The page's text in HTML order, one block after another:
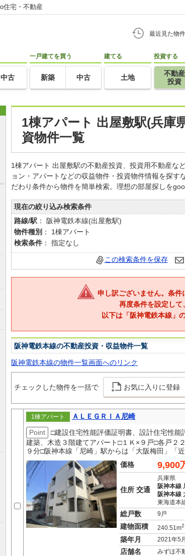
住宅・不動産
最近見た物件
中古
一戸建てを買う
新築 中古
建てる
土地
投資する
不動産
投資
1棟アパート 出屋敷駅(兵庫
資物件一覧
1棟アパート 出屋敷駅の不動産投資、投資用不動産な
ョン・アパートなどの収益物件・投資物件情報を探
だわり条件から物件を簡単検索。理想の部屋探しを
現在の絞り込み検索条件
路線/駅 ： 阪神電鉄本線(出屋敷駅)
物件種別 ： 1棟アパート
検索条件 ： 指定なし
この検索条件を保存
申し訳ございません。条件
再度条件を設定して
以下は「阪神電鉄本線」
阪神電鉄本線の不動産投資・収益物件一覧
阪神電鉄本線の物件一覧画面へのリンク
チェックした物件を一括で お気に入りに登録
1棟アパート
ＡＬＥＧＲＩＡ尼崎
Point
□建設住宅性能評価証明書、設計住宅性
建築、木造３階建てアパート□１Ｋ×９戸□各戸２
９分□阪神本線「尼崎」駅からは「大阪梅田」「
価格
9,900
住所 交通
兵庫県
阪神本線
阪神本線
東海道本
総戸数 9戸
建物面積 240.51m2
築年月 2021年5
店舗名 みずほ不